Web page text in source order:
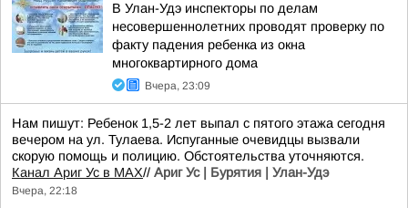
В Улан-Удэ инспекторы по делам
несовершеннолетних проводят проверку по
факту падения ребенка из окна
многоквартирного дома
Вчера, 23:09
Нам пишут: Ребенок 1,5-2 лет выпал с пятого этажа сегодня
вечером на ул. Тулаева. Испуганные очевидцы вызвали
скорую помощь и полицию. Обстоятельства уточняются.
Канал Ариг Ус в MAX// Ариг Ус | Бурятия | Улан-Удэ
Вчера, 22:18